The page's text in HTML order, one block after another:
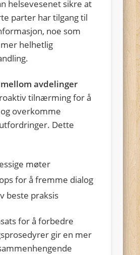
helsevesenet sikre at
parter har tilgang til
noe som
helhetlig
avdelinger
tilnærming for å
overkomme
Dette
møter
for å fremme dialog
beste praksis
for å forbedre
gir en mer